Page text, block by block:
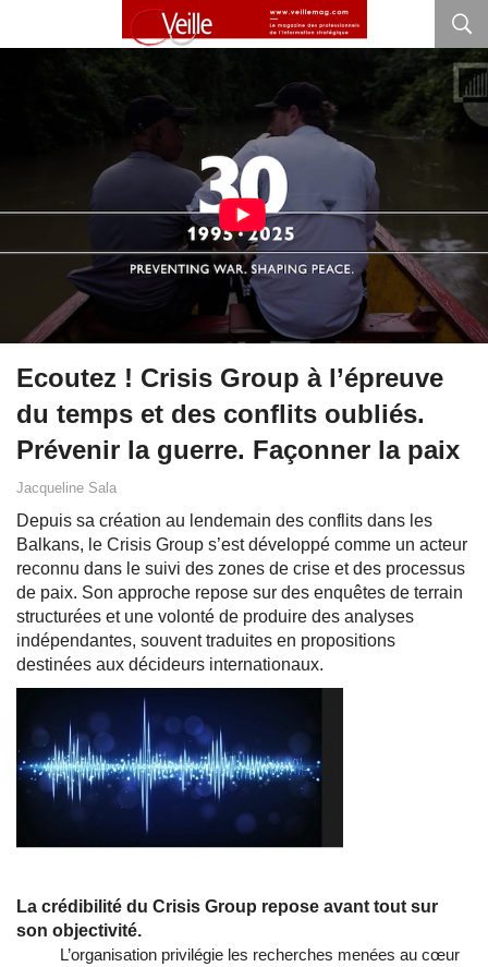
Ecoutez ! Crisis Group à l’épreuve
du temps et des conflits oubliés.
Prévenir la guerre. Façonner la paix
Jacqueline Sala
Depuis sa création au lendemain des conflits dans les
Balkans, le Crisis Group s’est développé comme un acteur
reconnu dans le suivi des zones de crise et des processus
de paix. Son approche repose sur des enquêtes de terrain
structurées et une volonté de produire des analyses
indépendantes, souvent traduites en propositions
destinées aux décideurs internationaux.
La crédibilité du Crisis Group repose avant tout sur
son objectivité.
L’organisation privilégie les recherches menées au cœur